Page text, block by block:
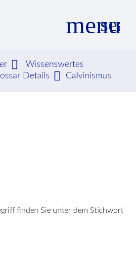
menu
SUCHEN
Wissenswertes
Details Calvinismus
finden Sie unter dem Stichwort